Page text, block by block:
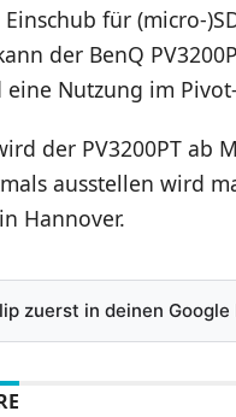
für (micro-
der BenQ
Nutzung im
der PV3200PT ab
ausstellen wird
Hannover.
zuerst in deinen Google